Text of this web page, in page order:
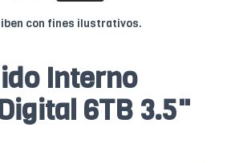
con fines ilustrativos.
Interno
6TB 3.5"